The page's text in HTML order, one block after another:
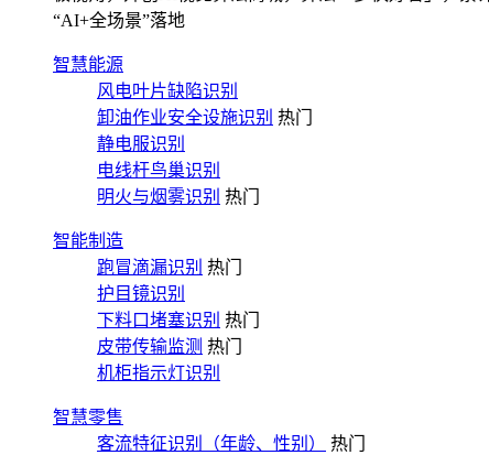
“AI+全场景”落地
智慧能源
风电叶片缺陷识别
卸油作业安全设施识别 热门
静电服识别
电线杆鸟巢识别
明火与烟雾识别 热门
智能制造
跑冒滴漏识别 热门
护目镜识别
下料口堵塞识别 热门
皮带传输监测 热门
机柜指示灯识别
智慧零售
客流特征识别（年龄、性别）
热门